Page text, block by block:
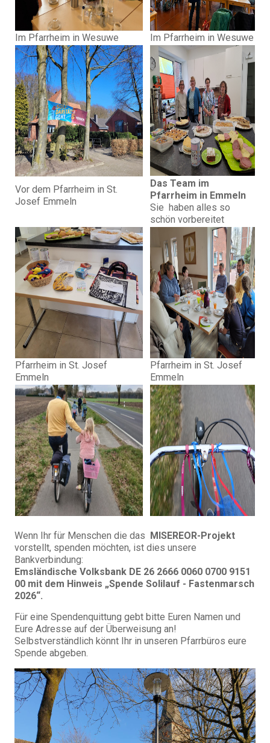
Im Pfarrheim in Wesuwe Im Pfarrheim in Wesuwe
Vor dem Pfarrheim in St.
Josef Emmeln
Das Team im
Pfarrheim in Emmeln
Sie haben alles so
schön vorbereitet
Pfarrheim in St. Josef
Emmeln
Pfarrheim in St. Josef
Emmeln
Wenn Ihr für Menschen die das MISEREOR-Projekt
vorstellt, spenden möchten, ist dies unsere
Bankverbindung:
Emsländische Volksbank DE 26 2666 0060 0700 9151
00 mit dem Hinweis „Spende Solilauf - Fastenmarsch
2026“.
Für eine Spendenquittung gebt bitte Euren Namen und
Eure Adresse auf der Überweisung an!
Selbstverständlich könnt Ihr in unseren Pfarrbüros eure
Spende abgeben.